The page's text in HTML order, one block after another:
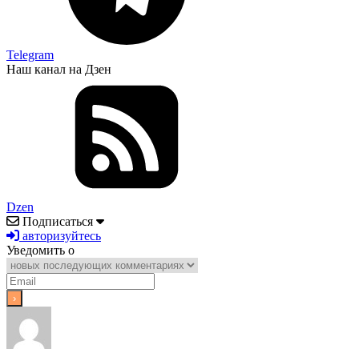
Telegram
Наш канал на Дзен
Dzen
Подписаться
авторизуйтесь
Уведомить о